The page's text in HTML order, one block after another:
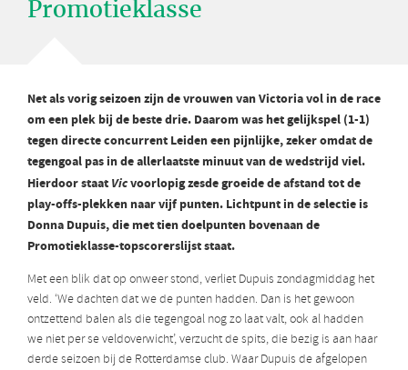
Promotieklasse
Net als vorig seizoen zijn de vrouwen van Victoria vol in de race
om een plek bij de beste drie. Daarom was het gelijkspel (1-1)
tegen directe concurrent Leiden een pijnlijke,zeker omdat de
tegengoal pas in de allerlaatste minuut van de wedstrijd viel.
Hierdoor staat Vicvoorlopig zesde groeide de afstand tot de
play-offs-plekken naar vijf punten. Lichtpunt in de selectie is
Donna Dupuis, die met tien doelpunten bovenaan de
Promotieklasse-topscorerslijst staat.
Met een blik dat op onweer stond, verliet Dupuis zondagmiddag het
veld. ‘We dachten dat we de punten hadden. Dan is het gewoon
ontzettend balen als die tegengoal nog zo laat valt, ook al hadden
we niet per se veldoverwicht’, verzucht de spits, die bezig is aan haar
derde seizoen bij de Rotterdamse club. Waar Dupuis de afgelopen